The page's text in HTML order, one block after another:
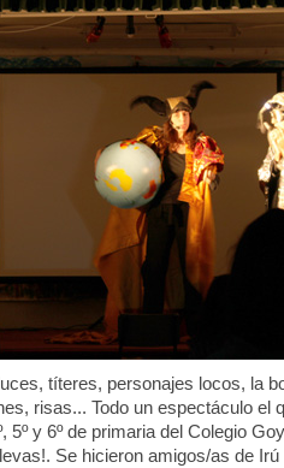
títeres, personajes locos, la
risas... Todo un espectáculo el
5º y 6º de primaria del Colegio
Se hicieron amigos/as de